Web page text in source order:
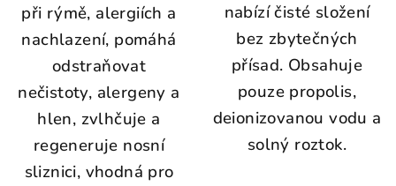
při rýmě, alergiích a
nachlazení, pomáhá
odstraňovat
nečistoty, alergeny a
hlen, zvlhčuje a
regeneruje nosní
sliznici, vhodná pro
nabízí čisté složení
bez zbytečných
přísad. Obsahuje
pouze propolis,
deionizovanou vodu a
solný roztok.